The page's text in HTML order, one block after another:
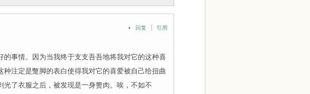
回复 引用
的事情。因为当我终于支支吾吾地将我对它的这种喜
注定是蹩脚的表白使得我对它的喜爱被自己给扭曲
光了衣服之后，被发现是一身赘肉。唉，不如不